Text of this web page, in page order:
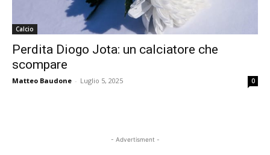
Calcio
Perdita Diogo Jota: un calciatore che
scompare
Matteo Baudone - Luglio 5, 2025 0
- Advertisment -